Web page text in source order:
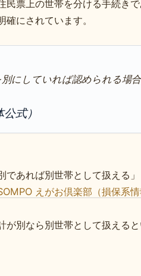
民票上の世帯を分ける手続き
確にされています。
にしていれば認められる場
式）
であれば別世帯として扱える」
えがお倶楽部（損保系
が別なら別世帯として扱える